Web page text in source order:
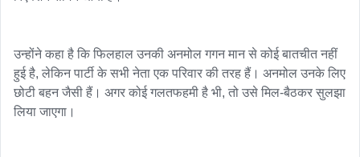
उन्होंने कहा है कि फिलहाल उनकी अनमोल गगन मान से कोई बातचीत नहीं
हुई है, लेकिन पार्टी के सभी नेता एक परिवार की तरह हैं। अनमोल उनके लिए
छोटी बहन जैसी हैं। अगर कोई गलतफहमी है भी, तो उसे मिल-बैठकर सुलझा
लिया जाएगा।